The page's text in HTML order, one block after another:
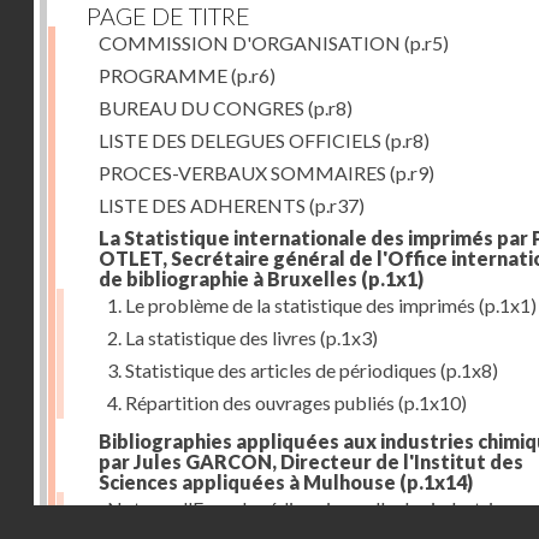
PAGE DE TITRE
COMMISSION D'ORGANISATION (p.r5)
PROGRAMME(p.r6)
BUREAU DU CONGRES (p.r8)
LISTE DES DELEGUES OFFICIELS (p.r8)
PROCES-VERBAUX SOMMAIRES (p.r9)
LISTE DES ADHERENTS (p.r37)
La Statistique internationale des imprimés par
OTLET, Secrétaire général de l'Office
de bibliographie à Bruxelles (p.1x1)
1. Le problème de la statistique des imprimés (p.1x1)
2. La statistique des livres (p.1x3)
3. Statistique des articles de périodiques (p.1x8)
4. Répartition des ouvrages publiés (p.1x10)
Bibliographies appliquées aux industries
par Jules GARCON, Directeur de l'Institut des
Sciences appliquées à Mulhouse (p.1x14)
Note sur l'Encyclopédie universelle des industries